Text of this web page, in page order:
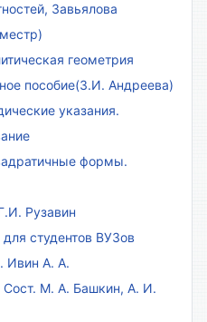
Завьялова
геометрия
пособие(З.И. Андреева)
указания.
формы.
Рузавин
студентов ВУЗов
Ивин А. А.
Сост. М. А. Башкин, А. И.